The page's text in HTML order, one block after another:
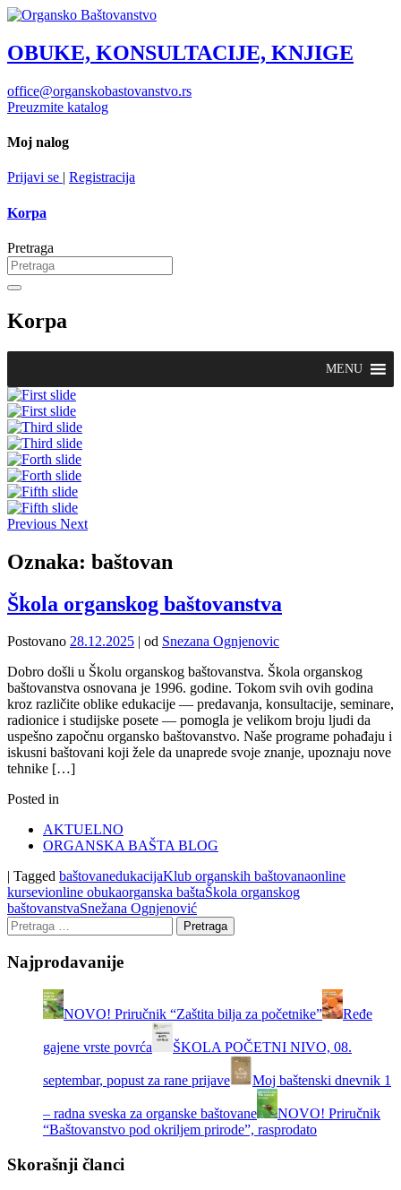
OBUKE, KONSULTACIJE, KNJIGE
office@organskobastovanstvo.rs
Preuzmite katalog
Moj nalog
Prijavi se | Registracija
Korpa
Pretraga
Korpa
MENU
Previous Next
Oznaka: baštovan
Škola organskog baštovanstva
Postovano 28.12.2025 | od Snezana Ognjenovic
Dobro došli u Školu organskog baštovanstva. Škola organskog
baštovanstva osnovana je 1996. godine. Tokom svih ovih godina
kroz različite oblike edukacije — predavanja, konsultacije, seminare,
radionice i studijske posete — pomogla je velikom broju ljudi da
uspešno započnu organsko baštovanstvo. Naše programe pohađaju i
iskusni baštovani koji žele da unaprede svoje znanje, upoznaju nove
tehnike […]
Posted in
AKTUELNO
ORGANSKA BAŠTA BLOG
| Tagged baštovanedukacijaKlub organskih baštovanaonline
kursevionline obukaorganska baštaŠkola organskog
baštovanstvaSnežana Ognjenović
Najprodavanije
NOVO! Priručnik “Zaštita bilja za početnike” Ređe
gajene vrste povrća ŠKOLA POČETNI NIVO, 08.
septembar, popust za rane prijave Moj baštenski dnevnik 1
– radna sveska za organske baštovane
NOVO! Priručnik
“Baštovanstvo pod okriljem prirode”, rasprodato
Skorašnji članci